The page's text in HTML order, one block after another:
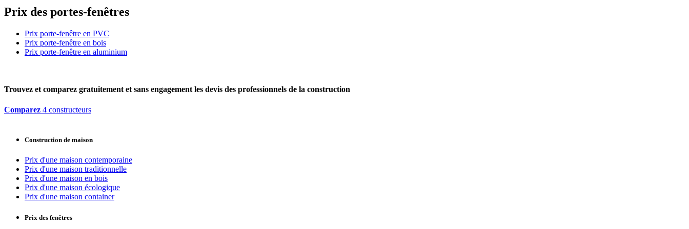
Prix des portes-fenêtres
Prix porte-fenêtre en PVC
Prix porte-fenêtre en bois
Prix porte-fenêtre en aluminium
Trouvez et comparez gratuitement et sans engagement les devis des professionnels de la construction
Comparez 4 constructeurs
Construction de maison
Prix d'une maison contemporaine
Prix d'une maison traditionnelle
Prix d'une maison en bois
Prix d'une maison écologique
Prix d'une maison container
Prix des fenêtres